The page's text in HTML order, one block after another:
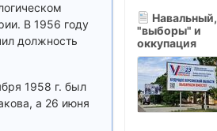
В 1956 году
должность
1958 г. был
а 26 июня
Навальный,
"выборы" и
оккупация